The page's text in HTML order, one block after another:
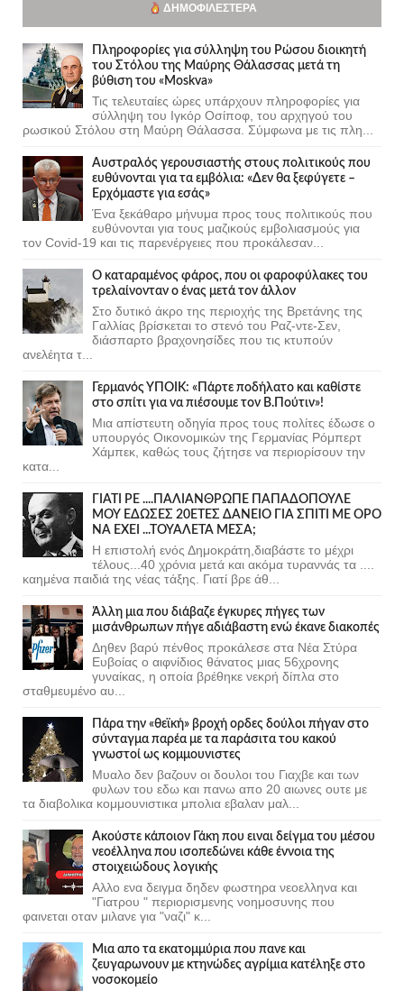
ΔΗΜΟΦΙΛΈΣΤΕΡΑ
Πληροφορίες για σύλληψη του Ρώσου διοικητή
του Στόλου της Mαύρης Θάλασσας μετά τη
βύθιση του «Moskva»
Τις τελευταίες ώρες υπάρχουν πληροφορίες για
σύλληψη του Ιγκόρ Οσίποφ, του αρχηγού του
ρωσικού Στόλου στη Μαύρη Θάλασσα. Σύμφωνα με τις πλη...
Αυστραλός γερουσιαστής στους πολιτικούς που
ευθύνονται για τα εμβόλια: «Δεν θα ξεφύγετε –
Ερχόμαστε για εσάς»
Ένα ξεκάθαρο μήνυμα προς τους πολιτικούς που
ευθύνονται για τους μαζικούς εμβολιασμούς για
τον Covid-19 και τις παρενέργειες που προκάλεσαν...
Ο καταραμένος φάρος, που οι φαροφύλακες του
τρελαίνονταν ο ένας μετά τον άλλον
Στο δυτικό άκρο της περιοχής της Βρετάνης της
Γαλλίας βρίσκεται το στενό του Ραζ-ντε-Σεν,
διάσπαρτο βραχονησίδες που τις κτυπούν
ανελέητα τ...
Γερμανός ΥΠΟΙΚ: «Πάρτε ποδήλατο και καθίστε
στο σπίτι για να πιέσουμε τον Β.Πούτιν»!
Μια απίστευτη οδηγία προς τους πολίτες έδωσε ο
υπουργός Οικονομικών της Γερμανίας Ρόμπερτ
Χάμπεκ, καθώς τους ζήτησε να περιορίσουν την
κατα...
ΓΙΑΤΙ ΡΕ ....ΠΑΛΙΑΝΘΡΩΠΕ ΠΑΠΑΔΟΠΟΥΛΕ
ΜΟΥ ΕΔΩΣΕΣ 20ΕΤΕΣ ΔΑΝΕΙΟ ΓΙΑ ΣΠΙΤΙ ΜΕ ΟΡΟ
ΝΑ ΕΧΕΙ ...ΤΟΥΑΛΕΤΑ ΜΕΣΑ;
Η επιστολή ενός Δημοκράτη,διαβάστε το μέχρι
τέλους...40 χρόνια μετά και ακόμα τυραννάς τα ....
καημένα παιδιά της νέας τάξης. Γιατί βρε άθ...
Άλλη μια που διάβαζε έγκυρες πήγες των
μισάνθρωπων πήγε αδιάβαστη ενώ έκανε διακοπές
Δηθεν βαρύ πένθος προκάλεσε στα Νέα Στύρα
Ευβοίας ο αιφνίδιος θάνατος μιας 56χρονης
γυναίκας, η οποία βρέθηκε νεκρή δίπλα στο
σταθμευμένο αυ...
Πάρα την «θεϊκή» βροχή ορδες δούλοι πήγαν στο
σύνταγμα παρέα με τα παράσιτα του κακού
γνωστοί ως κομμουνιστες
Μυαλο δεν βαζουν οι δουλοι του Γιαχβε και των
φυλων του εδω και πανω απο 20 αιωνες ουτε με
τα διαβολικα κομμουνιστικα μπολια εβαλαν μαλ...
Ακούστε κάποιον Γάκη που ειναι δείγμα του μέσου
νεοέλληνα που ισοπεδώνει κάθε έννοια της
στοιχειώδους λογικής
Αλλο ενα δειγμα δηδεν φωστηρα νεοελληνα και
"Γιατρου " περιορισμενης νοημοσυνης που
φαινεται οταν μιλανε για "ναζι" κ...
Μια απο τα εκατομμύρια που πανε και
ζευγαρωνουν με κτηνώδες αγρίμια κατέληξε στο
νοσοκομείο